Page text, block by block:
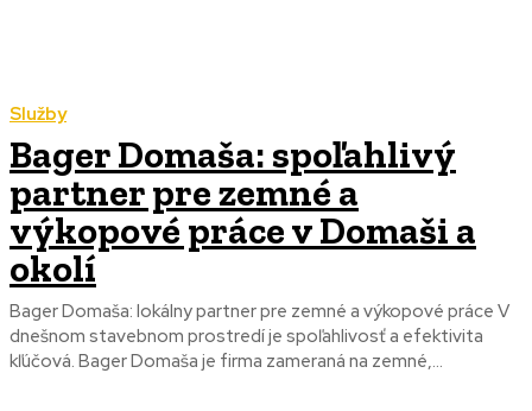
Služby
Bager Domaša: spoľahlivý
partner pre zemné a
výkopové práce v Domaši a
okolí
Bager Domaša: lokálny partner pre zemné a výkopové práce V
dnešnom stavebnom prostredí je spoľahlivosť a efektivita
kľúčová. Bager Domaša je firma zameraná na zemné,...